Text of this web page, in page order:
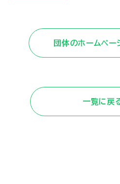
団体のホームペー
一覧に戻